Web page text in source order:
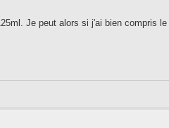
Je peut alors si j'ai bien compris